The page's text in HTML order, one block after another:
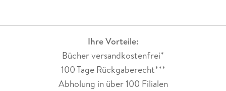
Ihre Vorteile:
Bücher versandkostenfrei*
100 Tage Rückgaberecht***
Abholung in über 100 Filialen